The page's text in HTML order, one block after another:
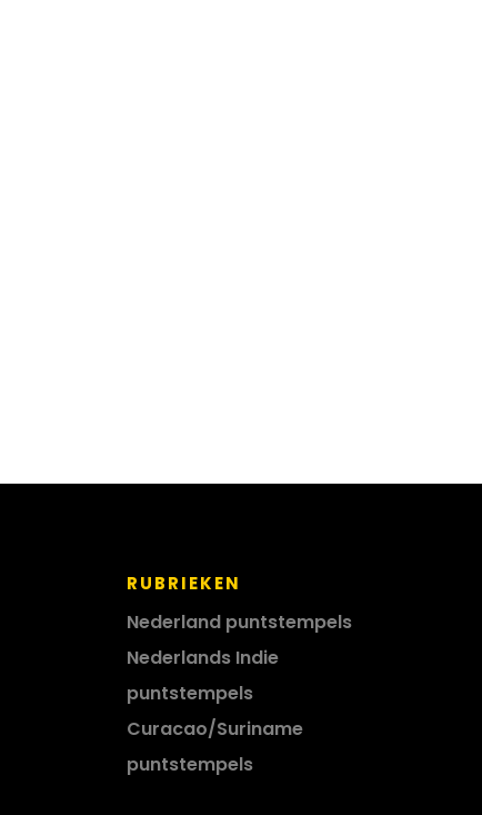
RUBRIEKEN
Nederland puntstempels
Nederlands Indie
puntstempels
Curacao/Suriname
puntstempels